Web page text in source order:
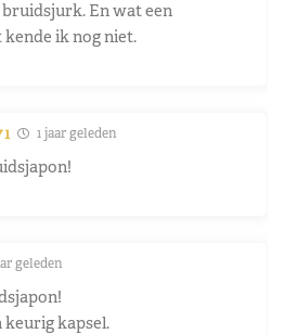
En wat een
ik nog niet.
1 jaar geleden
geleden
keurig kapsel.